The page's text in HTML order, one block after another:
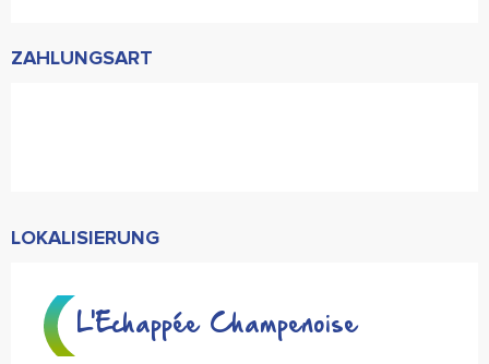
ZAHLUNGSART
LOKALISIERUNG
L'Echappée Champenoise